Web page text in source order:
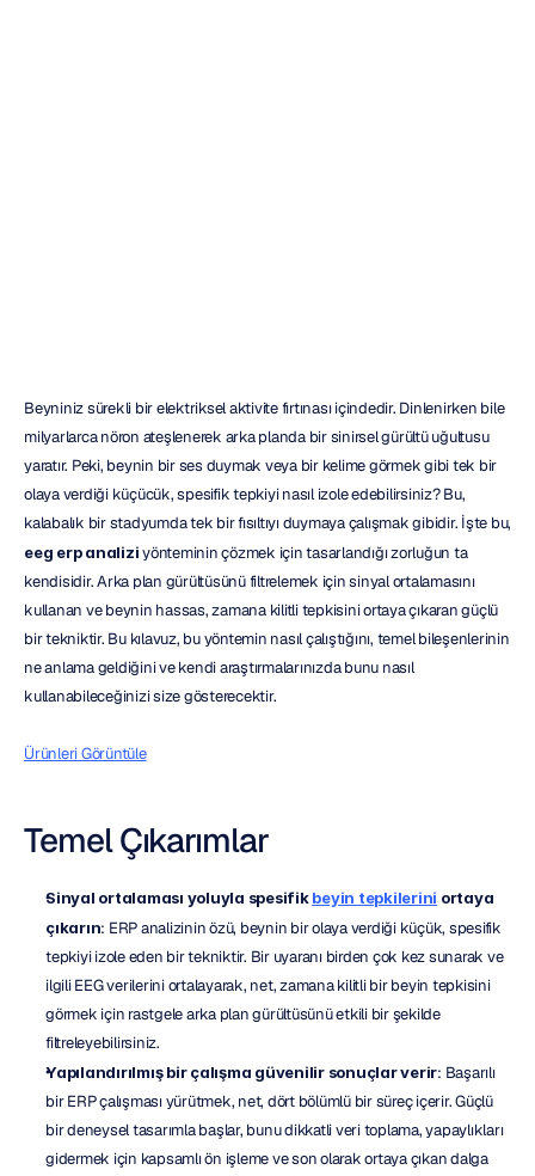
Beyniniz sürekli bir elektriksel aktivite fırtınası içindedir. Dinlenirken bile
milyarlarca nöron ateşlenerek arka planda bir sinirsel gürültü uğultusu
yaratır. Peki, beynin bir ses duymak veya bir kelime görmek gibi tek bir
olaya verdiği küçücük, spesifik tepkiyi nasıl izole edebilirsiniz? Bu,
eeg erp analizi yönteminin çözmek için tasarlandığı zorluğun ta
kendisidir. Arka plan gürültüsünü filtrelemek için sinyal ortalamasını
kullanan ve beynin hassas, zamana kilitli tepkisini ortaya çıkaran güçlü
bir tekniktir. Bu kılavuz, bu yöntemin nasıl çalıştığını, temel bileşenlerinin
ne anlama geldiğini ve kendi araştırmalarınızda bunu nasıl
kullanabileceğinizi size gösterecektir.
Ürünleri Görüntüle
Temel Çıkarımlar
Sinyal ortalaması yoluyla spesifik beyin tepkilerini ortaya
çıkarın: ERP analizinin özü, beynin bir olaya verdiği küçük, spesifik
tepkiyi izole eden bir tekniktir. Bir uyaranı birden çok kez sunarak ve
ilgili EEG verilerini ortalayarak, net, zamana kilitli bir beyin tepkisini
görmek için rastgele arka plan gürültüsünü etkili bir şekilde
filtreleyebilirsiniz.
Yapılandırılmış bir çalışma güvenilir sonuçlar verir: Başarılı
bir ERP çalışması yürütmek, net, dört bölümlü bir süreç içerir. Güçlü
bir deneysel tasarımla başlar, bunu dikkatli veri toplama, yapaylıkları
gidermek için kapsamlı ön işleme ve son olarak ortaya çıkan dalga